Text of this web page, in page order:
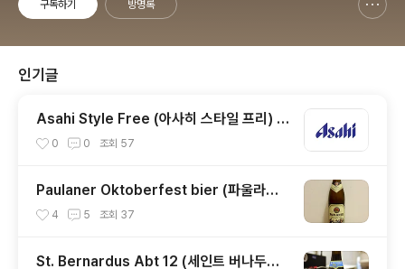
구독하기 방명록
인기글
Asahi Style Free (아사히 스타일 프리) -
4.0%
0 0 조회 57
Paulaner Oktoberfest bier (파울라너
옥토버페스트 비어) - 6.0%
4 5 조회 37
St. Bernardus Abt 12 (세인트 버나두스